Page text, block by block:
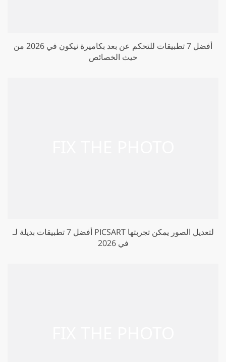
أفضل 7 تطبيقات للتحكم عن بعد بكاميرة نيكون في 2026 من
حيث الخصائص
أفضل 7 تطبيقات بديلة لـ PICSART لتعديل الصور يمكن تجربتها
في 2026